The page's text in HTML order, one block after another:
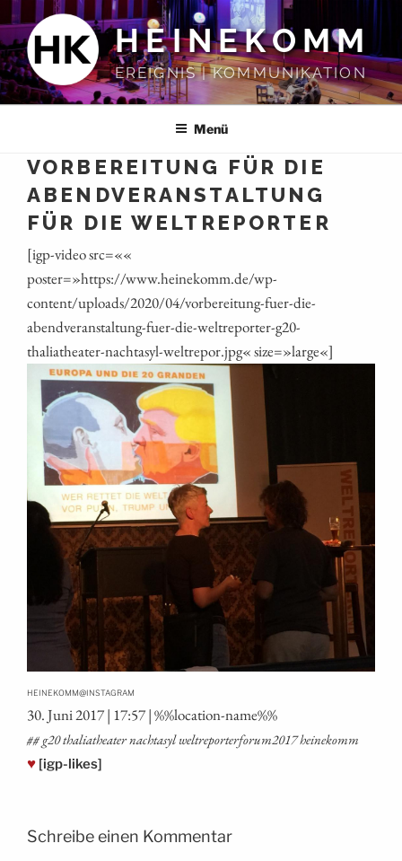
Inhalt
springen
HEINEKOMM
EREIGNIS | KOMMUNIKATION
Menü
VORBEREITUNG FÜR DIE
ABENDVERANSTALTUNG
FÜR DIE WELTREPORTER
[igp-video src=««
poster=»https://www.heinekomm.de/wp-
content/uploads/2020/04/vorbereitung-fuer-die-
abendveranstaltung-fuer-die-weltreporter-g20-
thaliatheater-nachtasyl-weltrepor.jpg« size=»large«]
HEINEKOMM@INSTAGRAM
30. Juni 2017 | 17:57 | %%loca­ti­on-name%%
## g20 tha­lia­thea­ter nacht­asyl weltreporterforum2017 heinekomm
♥ [igp-likes]
Schreibe einen Kommentar